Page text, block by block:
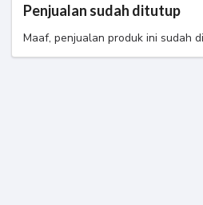
Penjualan sudah ditutup
Maaf, penjualan produk ini sudah